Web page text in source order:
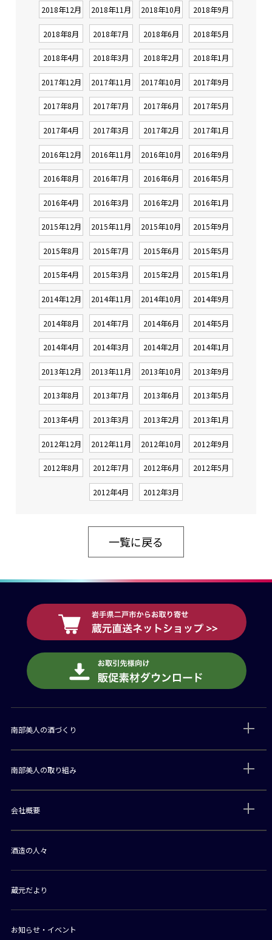
2018年12月 2018年11月 2018年10月 2018年9月
2018年8月 2018年7月 2018年6月 2018年5月
2018年4月 2018年3月 2018年2月 2018年1月
2017年12月 2017年11月 2017年10月 2017年9月
2017年8月 2017年7月 2017年6月 2017年5月
2017年4月 2017年3月 2017年2月 2017年1月
2016年12月 2016年11月 2016年10月 2016年9月
2016年8月 2016年7月 2016年6月 2016年5月
2016年4月 2016年3月 2016年2月 2016年1月
2015年12月 2015年11月 2015年10月 2015年9月
2015年8月 2015年7月 2015年6月 2015年5月
2015年4月 2015年3月 2015年2月 2015年1月
2014年12月 2014年11月 2014年10月 2014年9月
2014年8月 2014年7月 2014年6月 2014年5月
2014年4月 2014年3月 2014年2月 2014年1月
2013年12月 2013年11月 2013年10月 2013年9月
2013年8月 2013年7月 2013年6月 2013年5月
2013年4月 2013年3月 2013年2月 2013年1月
2012年12月 2012年11月 2012年10月 2012年9月
2012年8月 2012年7月 2012年6月 2012年5月
2012年4月 2012年3月
一覧に戻る
南部美人の酒づくり
南部美人の取り組み
会社概要
酒造の人々
蔵元だより
お知らせ・イベント